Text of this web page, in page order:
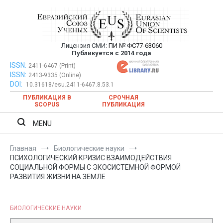
Евразийский Союз Ученых —
публикация научных статей в
ежемесячном научном журнале
Лицензия СМИ: ПИ № ФС77-63060
Публикуется с 2014 года
Евразийский Союз Ученых — публикация научных статей в
ежемесячном научном журнале
ISSN: 2411-6467 (Print)
ISSN: 2413-9335 (Online)
DOI:
10.31618/esu.2411-6467.8.53.1
ПУБЛИКАЦИЯ В
SCOPUS
СРОЧНАЯ
ПУБЛИКАЦИЯ
MENU
Главная
Биологические науки
ПСИХОЛОГИЧЕСКИЙ КРИЗИС ВЗАИМОДЕЙСТВИЯ
СОЦИАЛЬНОЙ ФОРМЫ С ЭКОСИСТЕМНОЙ ФОРМОЙ
РАЗВИТИЯ ЖИЗНИ НА ЗЕМЛЕ
БИОЛОГИЧЕСКИЕ НАУКИ